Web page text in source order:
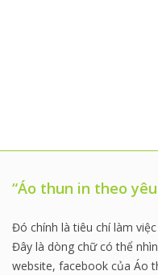
“Áo thun in theo
Đó chính là tiêu chí làm
Đây là dòng chữ có thể
website, facebook của Áo